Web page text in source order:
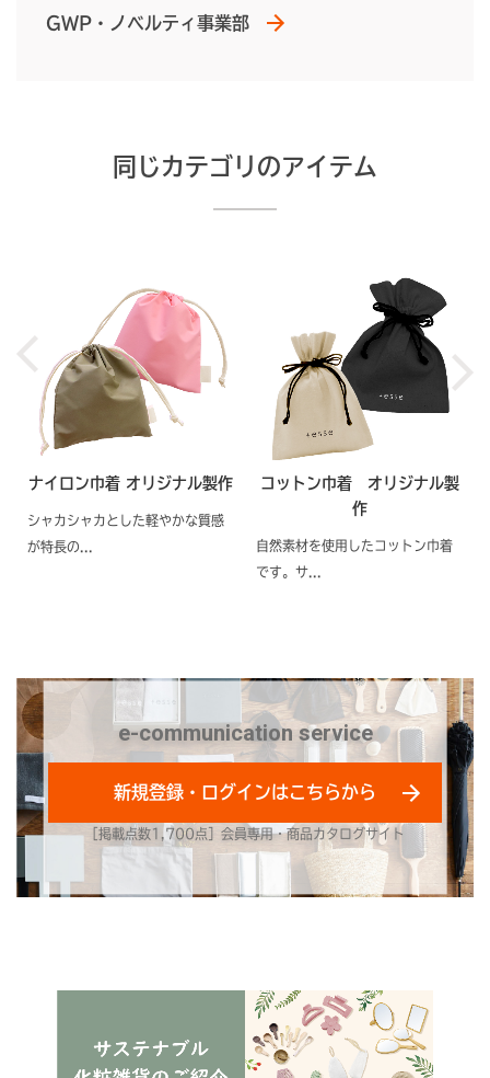
GWP・ノベルティ事業部
同じカテゴリのアイテム
ナイロン巾着 オリジナル製作
シャカシャカとした軽やかな質感
が特長の...
コットン巾着 オリジナル製
作
自然素材を使用したコットン巾着
です。サ...
e-communication service
［掲載点数1,700点］会員専用・商品カタログサイト
新規登録・ログインはこちらから